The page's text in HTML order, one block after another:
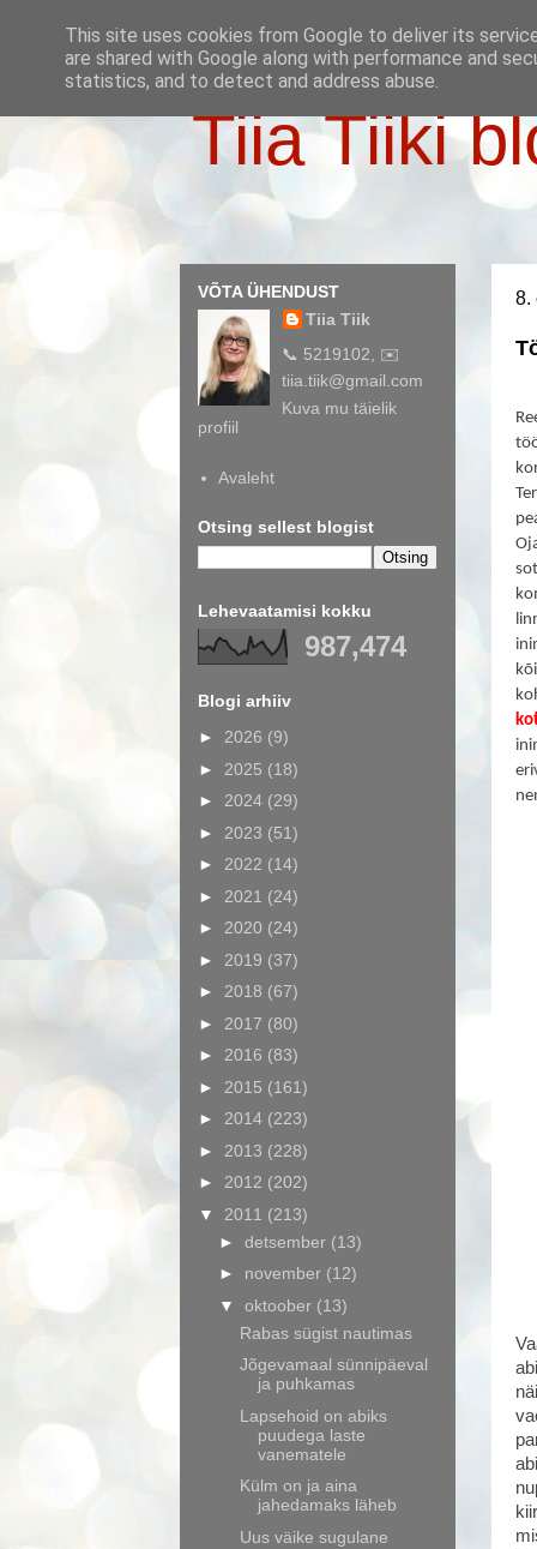
Tiia Tiiki
8.
VÕTA ÜHENDUST
Tiia Tiik
📞 5219102, ✉️
tiia.tiik@gmail.com
Kuva mu täielik
profiil
Avaleht
Otsing sellest blogist
Lehevaatamisi kokku
987,474
Blogi arhiiv
► 2026 (9)
► 2025 (18)
► 2024 (29)
► 2023 (51)
► 2022 (14)
► 2021 (24)
► 2020 (24)
► 2019 (37)
► 2018 (67)
► 2017 (80)
► 2016 (83)
► 2015 (161)
► 2014 (223)
► 2013 (228)
► 2012 (202)
▼ 2011 (213)
► detsember (13)
► november (12)
▼ oktoober (13)
Rabas sügist nautimas
Jõgevamaal sünnipäeval
ja puhkamas
Lapsehoid on abiks
puudega laste
vanematele
Külm on ja aina
jahedamaks läheb
Uus väike sugulane
This site uses cookies from Google to deliver its
are shared with Google along with performance and
statistics, and to detect and address abuse.